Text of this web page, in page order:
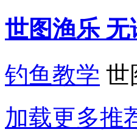
世图渔乐
钓鱼教学 世
加载更多推